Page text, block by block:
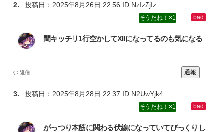
投稿日： 2025年8月26日 22:56 ID:NzIzZjIz
1
間キッチリ1行空かしてXIIになってるのも気になる
通報
返信
投稿日：2025年8月28日 22:37 ID:N2UwYjk4
1
がっつり本筋に関わる伏線になっていてびっくりし